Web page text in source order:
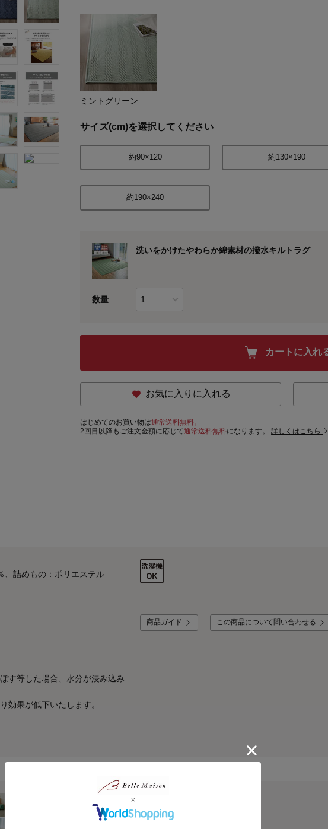
ミントグリーン
サイズ(cm)を選択してください
約90×120 約130×190
約190×240
洗いをかけたやわらか綿素材の撥水キルトラグ
数量
カートに入れ
お気に入りに入れる
はじめてのお買い物は通常送料無料。
2回目以降もご注文金額に応じて通常送料無料になります。詳しくはこちら
、詰めもの：ポリエステル
す等した場合、水分が浸み込み
効果が低下いたします。
商品ガイド この商品について問い合わせる
BELLE MAISON DAYS/ベルメゾンデイズ